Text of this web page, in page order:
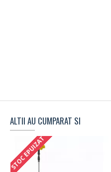
ALTII AU CUMPARAT SI
STOC EPUIZAT